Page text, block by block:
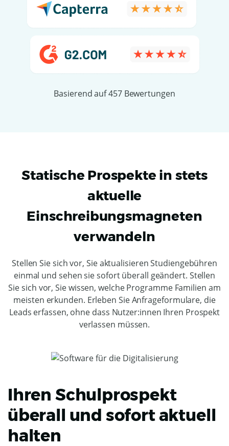
Basierend auf 457 Bewertungen
Statische Prospekte in stets
aktuelle
Einschreibungsmagneten
verwandeln
Stellen Sie sich vor, Sie aktualisieren Studiengebühren
einmal und sehen sie sofort überall geändert. Stellen
Sie sich vor, Sie wissen, welche Programme Familien am
meisten erkunden. Erleben Sie Anfrageformulare, die
Leads erfassen, ohne dass Nutzer:innen Ihren Prospekt
verlassen müssen.
Ihren Schulprospekt
überall und sofort aktuell
halten